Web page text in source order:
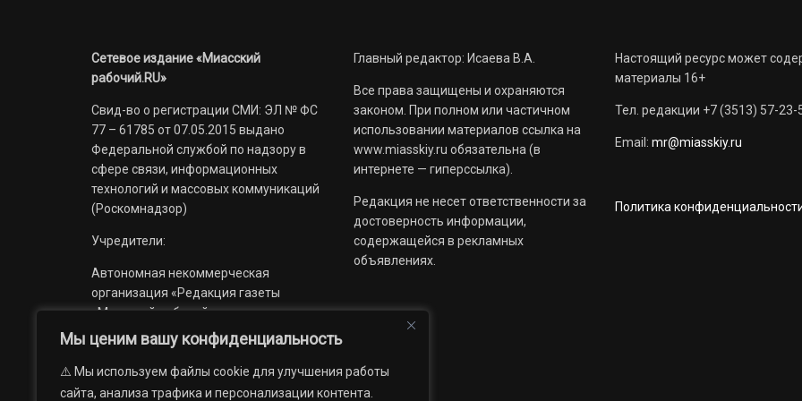
Мы ценим вашу конфиденциальность
⚠️ Мы используем файлы cookie для улучшения работы
сайта, анализа трафика и персонализации контента.
Сетевое издание «Миасский
рабочий.RU»
Свид-во о регистрации СМИ: ЭЛ № ФС
77 – 61785 от 07.05.2015 выдано
Федеральной службой по надзору в
сфере связи, информационных
технологий и массовых коммуникаций
(Роскомнадзор)
Учредители:
Автономная некоммерческая
организация «Редакция газеты
«Миасский рабочий»;
Областное государственное
учреждение «Издательский дом
«Губерния».
Главный редактор: Исаева В.А.
Все права защищены и охраняются
законом. При полном или частичном
использовании материалов ссылка на
www.miasskiy.ru обязательна (в
интернете — гиперссылка).
Редакция не несет ответственности за
достоверность информации,
содержащейся в рекламных
объявлениях.
Настоящий ресурс может
материалы 16+
Тел. редакции +7 (3513) 57-23-
Email: mr@miasskiy.ru
Политика